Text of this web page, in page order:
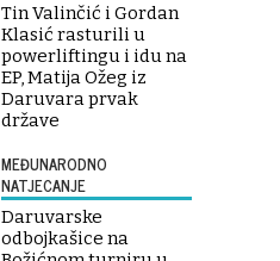
Tin Valinčić i Gordan
Klasić rasturili u
powerliftingu i idu na
EP, Matija Ožeg iz
Daruvara prvak
države
MEĐUNARODNO
NATJECANJE
Daruvarske
odbojkašice na